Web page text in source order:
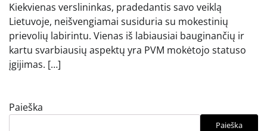
Kiekvienas verslininkas, pradedantis savo veiklą
Lietuvoje, neišvengiamai susiduria su mokestinių
prievolių labirintu. Vienas iš labiausiai bauginančių ir
kartu svarbiausių aspektų yra PVM mokėtojo statuso
įgijimas. […]
Paieška
Paieška